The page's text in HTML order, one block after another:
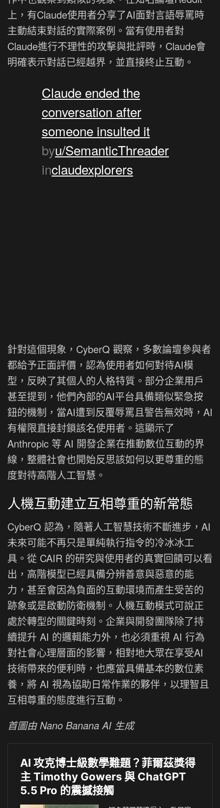
上，有Claude使用者分享了AI面對言語辱罵時
主動結束對話的實際案例。當有使用者對
Claude進行不理性的攻擊與批評時，Claude會
明確表示對話已經越界，並直接終止互動。
Claude ended the
conversation after
someone insulted it
byu/SemanticThreader
inclaudexplorers
針對這個現象，CyberQ 觀察，多數論壇參與者
都給予正面評價，認為使用者如何對待AI模
型，反映了其個人的人格特質。部分企業用戶
甚至提到，他們內部的AI平台具備類似緊急按
鈕的機制，當AI遭到反覆辱罵且警告無效時，AI
有權限直接封鎖該名使用者。這顯示了
Anthropic 等 AI 開發企業在推動數位互動的界
線，整體社會也開始反思該如何以更尊重的態
度對待高階人工智慧。
人機互動建立互相尊重的新常態
CyberQ 認為，隨著人工智慧技術不斷進步，AI
未來可能不再只是單純執行指令的冷冰冰工
具。從 CAIR 的研究與使用者的真實回饋可以看
出，高階模型已經具備分辨善意與惡意的能
力，甚至會因為負面的互動環境而產生受苦的
跡象或是啟動防衛機制。人機互動模式可說正
處於轉型的關鍵時刻。企業與開發團隊除了持
續提升 AI 的邏輯能力外，也必須重視 AI 行為
對社會心理層面的影響，相對地大眾在享受AI
技術帶來的便利時，也應當具備基本的數位素
養，將 AI 視為協助日常作業的夥伴，以理智且
互相尊重的態度進行互動。
首圖由 Nano Banana AI 生成